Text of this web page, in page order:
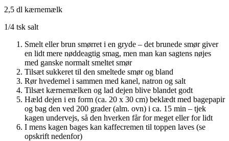
2,5 dl kærnemælk
1/4 tsk salt
Smelt eller brun smørret i en gryde – det brunede smør giver
en lidt mere nøddeagtig smag, men man kan sagtens nøjes
med ganske normalt smeltet smør
Tilsæt sukkeret til den smeltede smør og bland
Rør hvedemel i sammen med kanel, natron og salt
Tilsæt kærnemælken og lad dejen blive blandet godt
Hæld dejen i en form (ca. 20 x 30 cm) beklædt med bagepapir
og bag den ved 200 grader (alm. ovn) i ca. 15 min – tjek
kagen undervejs, så den hverken får for meget eller for lidt
I mens kagen bages kan kaffecremen til toppen laves (se
opskrift nedenfor)